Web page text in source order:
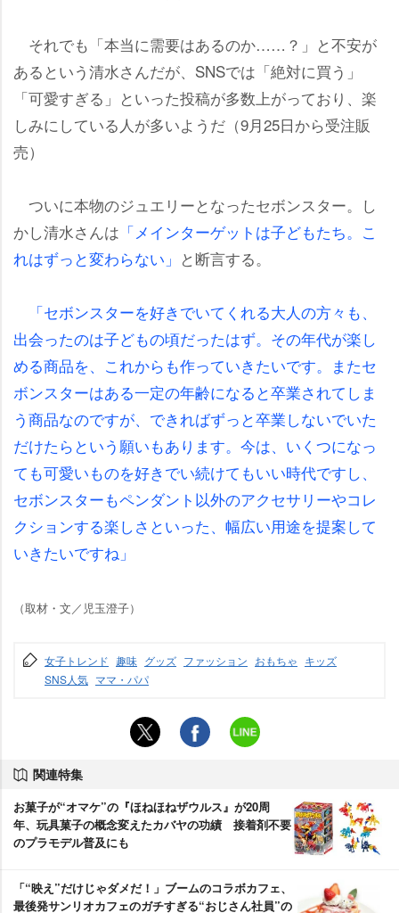
それでも「本当に需要はあるのか……？」と不安が
あるという清水さんだが、SNSでは「絶対に買う」
「可愛すぎる」といった投稿が多数上がっており、楽
しみにしている人が多いようだ（9月25日から受注販
売）
ついに本物のジュエリーとなったセボンスター。し
かし清水さんは 「メインターゲットは子どもたち。こ
れはずっと変わらない」 と断言する。
「セボンスターを好きでいてくれる大人の方々も、
出会ったのは子どもの頃だったはず。その年代が楽し
める商品を、これからも作っていきたいです。またセ
ボンスターはある一定の年齢になると卒業されてしま
う商品なのですが、できればずっと卒業しないでいた
だけたらという願いもあります。今は、いくつになっ
ても可愛いものを好きでい続けてもいい時代ですし、
セボンスターもペンダント以外のアクセサリーやコレ
クションする楽しさといった、幅広い用途を提案して
いきたいですね」
（取材・文／児玉澄子）
女子トレンド 趣味 グッズ ファッション おもちゃ キッズ
SNS人気 ママ・パパ
関連特集
お菓子が“オマケ”の『ほねほねザウルス』が20周
年、玩具菓子の概念変えたカバヤの功績 接着剤不要
のプラモデル普及にも
「“映え”だけじゃダメだ！」ブームのコラボカフェ、
最後発サンリオカフェのガチすぎる“おじさん社員”の